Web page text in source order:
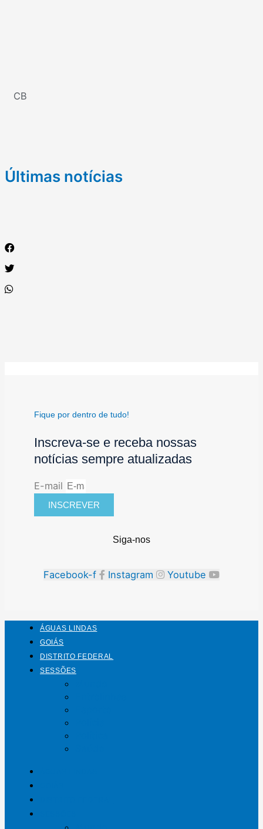
CB
Últimas notícias
Fique por dentro de tudo!
Inscreva-se e receba nossas
notícias sempre atualizadas
E-mail
INSCREVER
Siga-nos
Facebook-f Instagram Youtube
ÁGUAS LINDAS
GOIÁS
DISTRITO FEDERAL
SESSÕES